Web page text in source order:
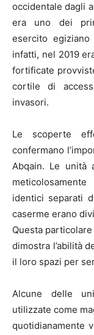
occidentale dagli
era uno dei
esercito
infatti, nel 2019
fortificate
cortile di
invasori.
Le scoperte
confermano
Abqain. Le unità
identici separati
caserme erano
Questa
dimostra l’abilità
il loro spazi per
Alcune delle
utilizzate come
quotidianamente